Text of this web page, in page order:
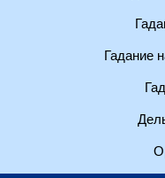
Гадание